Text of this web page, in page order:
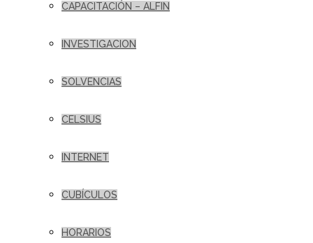
CAPACITACIÓN – ALFIN
INVESTIGACION
SOLVENCIAS
CELSIUS
INTERNET
CUBÍCULOS
HORARIOS